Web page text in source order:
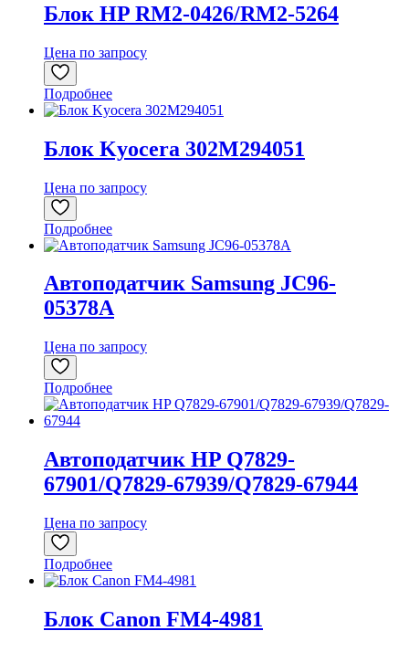
Блок HP RM2-0426/RM2-5264
Цена по запросу
Подробнее
Блок Kyocera 302M294051
Цена по запросу
Подробнее
Автоподатчик Samsung JC96-
05378A
Цена по запросу
Подробнее
Автоподатчик HP Q7829-
67901/Q7829-67939/Q7829-67944
Цена по запросу
Подробнее
Блок Canon FM4-4981